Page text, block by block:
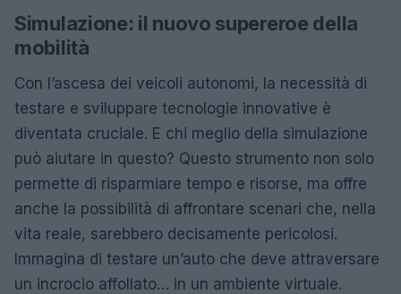
Simulazione: il nuovo supereroe della
mobilità
Con l’ascesa dei veicoli autonomi, la necessità di
testare e sviluppare tecnologie innovative è
diventata cruciale. E chi meglio della simulazione
può aiutare in questo? Questo strumento non solo
permette di risparmiare tempo e risorse, ma offre
anche la possibilità di affrontare scenari che, nella
vita reale, sarebbero decisamente pericolosi.
Immagina di testare un’auto che deve attraversare
un incrocio affollato… in un ambiente virtuale.